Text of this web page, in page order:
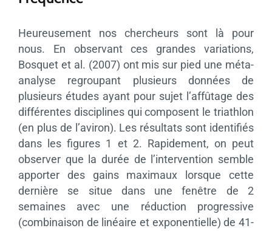
Heureusement nos chercheurs sont là pour
nous. En observant ces grandes variations,
Bosquet et al. (2007) ont mis sur pied une méta-
analyse regroupant plusieurs données de
plusieurs études ayant pour sujet l’affûtage des
différentes disciplines qui composent le triathlon
(en plus de l’aviron). Les résultats sont identifiés
dans les figures 1 et 2. Rapidement, on peut
observer que la durée de l’intervention semble
apporter des gains maximaux lorsque cette
dernière se situe dans une fenêtre de 2
semaines avec une réduction progressive
(combinaison de linéaire et exponentielle) de 41-